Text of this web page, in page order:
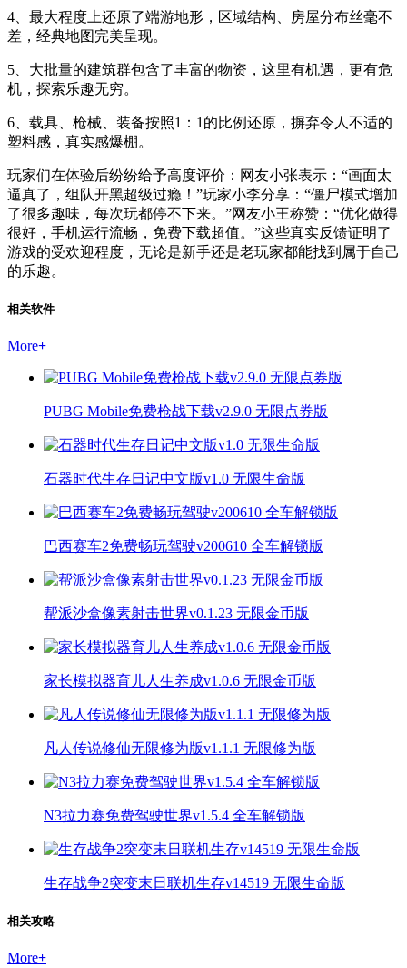
4、最大程度上还原了端游地形，区域结构、房屋分布丝毫不
差，经典地图完美呈现。
5、大批量的建筑群包含了丰富的物资，这里有机遇，更有危
机，探索乐趣无穷。
6、载具、枪械、装备按照1：1的比例还原，摒弃令人不适的
塑料感，真实感爆棚。
玩家们在体验后纷纷给予高度评价：网友小张表示：“画面太
逼真了，组队开黑超级过瘾！”玩家小李分享：“僵尸模式增加
了很多趣味，每次玩都停不下来。”网友小王称赞：“优化做得
很好，手机运行流畅，免费下载超值。”这些真实反馈证明了
游戏的受欢迎程度，无论是新手还是老玩家都能找到属于自己
的乐趣。
相关软件
More+
PUBG Mobile免费枪战下载v2.9.0 无限点券版
石器时代生存日记中文版v1.0 无限生命版
巴西赛车2免费畅玩驾驶v200610 全车解锁版
帮派沙盒像素射击世界v0.1.23 无限金币版
家长模拟器育儿人生养成v1.0.6 无限金币版
凡人传说修仙无限修为版v1.1.1 无限修为版
N3拉力赛免费驾驶世界v1.5.4 全车解锁版
生存战争2突变末日联机生存v14519 无限生命版
相关攻略
More+